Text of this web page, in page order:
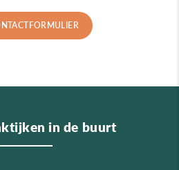
in de buurt